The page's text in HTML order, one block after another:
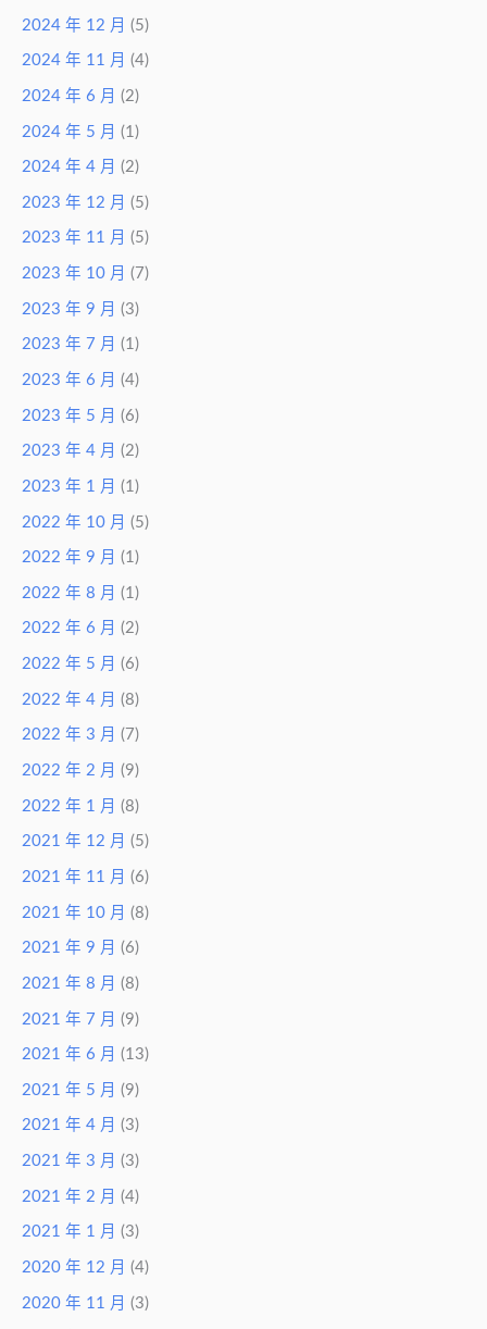
2024 年 12 月 (5)
2024 年 11 月 (4)
2024 年 6 月 (2)
2024 年 5 月 (1)
2024 年 4 月 (2)
2023 年 12 月 (5)
2023 年 11 月 (5)
2023 年 10 月 (7)
2023 年 9 月 (3)
2023 年 7 月 (1)
2023 年 6 月 (4)
2023 年 5 月 (6)
2023 年 4 月 (2)
2023 年 1 月 (1)
2022 年 10 月 (5)
2022 年 9 月 (1)
2022 年 8 月 (1)
2022 年 6 月 (2)
2022 年 5 月 (6)
2022 年 4 月 (8)
2022 年 3 月 (7)
2022 年 2 月 (9)
2022 年 1 月 (8)
2021 年 12 月 (5)
2021 年 11 月 (6)
2021 年 10 月 (8)
2021 年 9 月 (6)
2021 年 8 月 (8)
2021 年 7 月 (9)
2021 年 6 月 (13)
2021 年 5 月 (9)
2021 年 4 月 (3)
2021 年 3 月 (3)
2021 年 2 月 (4)
2021 年 1 月 (3)
2020 年 12 月 (4)
2020 年 11 月 (3)